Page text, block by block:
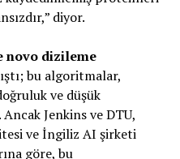
diyor.
novo dizileme
bu algoritmalar,
ve düşük
Jenkins ve DTU,
ve İngiliz AI şirketi
göre, bu